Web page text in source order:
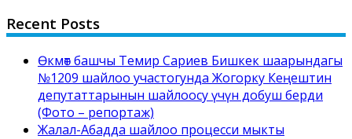
Recent Posts
Өкмөт башчы Темир Сариев Бишкек шаарындагы
№1209 шайлоо участогунда Жогорку Кеңештин
депутаттарынын шайлоосу үчүн добуш берди
(Фото – репортаж)
Жалал-Абадда шайлоо процесси мыкты